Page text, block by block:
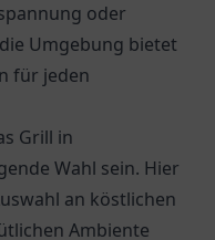
oder
Umgebung bietet
für jeden
Grill in
Wahl sein. Hier
an köstlichen
Ambiente